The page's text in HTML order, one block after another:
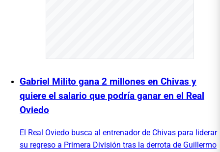
Gabriel Milito gana 2 millones en Chivas y
quiere el salario que podría ganar en el Real
Oviedo
El Real Oviedo busca al entrenador de Chivas para liderar
su regreso a Primera División tras la derrota de Guillermo